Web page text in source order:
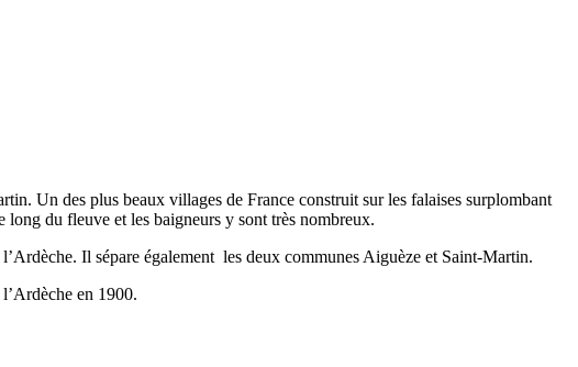
Un des plus beaux villages de France construit sur les falaises surplombant
du fleuve et les baigneurs y sont très nombreux.
Il sépare également les deux communes Aiguèze et Saint-Martin.
en 1900.